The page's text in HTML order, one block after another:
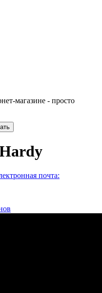
магазине - просто
почта: